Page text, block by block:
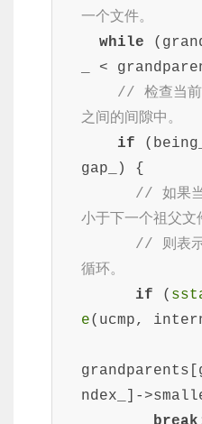
一个文件。
while
_ <
// 检查当前
之间的间隙中。
if
gap_) {
// 如果当
小于下一个祖父文
// 则表示
循环。
if (
e(ucmp,
ndex_]-